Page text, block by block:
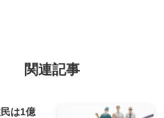
関連記事
は1億